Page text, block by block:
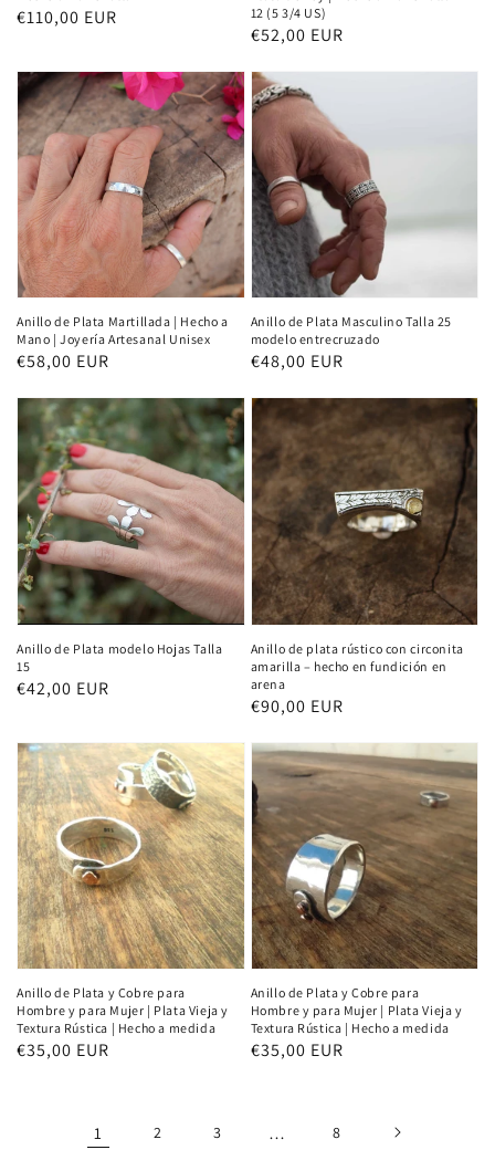
Normaler
€110,00 EUR
12 (5 3/4 US)
Normaler
€52,00 EUR
Anillo de Plata Martillada | Hecho a
Mano | Joyería Artesanal Unisex
Normaler
€58,00 EUR
Anillo de Plata Masculino Talla 25
modelo entrecruzado
Normaler
€48,00 EUR
Anillo de Plata modelo Hojas Talla
15
Normaler
€42,00 EUR
Anillo de plata rústico con circonita
amarilla – hecho en fundición en
arena
Normaler
€90,00 EUR
Anillo de Plata y Cobre para
Hombre y para Mujer | Plata Vieja y
Textura Rústica | Hecho a medida
Normaler
€35,00 EUR
Anillo de Plata y Cobre para
Hombre y para Mujer | Plata Vieja y
Textura Rústica | Hecho a medida
Normaler
€35,00 EUR
1 2 3 … 8